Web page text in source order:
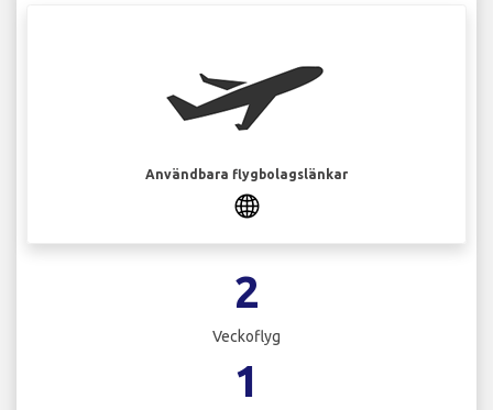
Användbara flygbolagslänkar
2
Veckoflyg
1